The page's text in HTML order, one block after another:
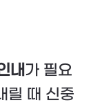
내가 필요
릴 때 신중